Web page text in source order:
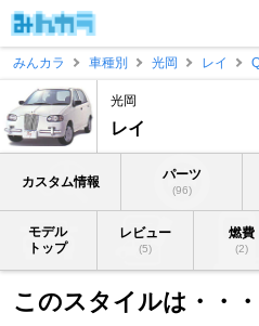
みんカラ
車種別 光岡 レイ
光岡
レイ
カスタム情報 パーツ
(96)
モデル
トップ
レビュー
(5)
燃費
(2)
このスタイルは・・・